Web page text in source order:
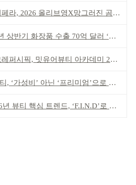
라, 2026 올리브영X망그러진 곰 콜라보
상반기 화장품 수출 70억 달러 ‘역대 최고’
퍼시픽, 밋유어뷰티 아카데미 2기 발대식
‘가성비’ 아닌 ‘프리미엄’으로 승부걸어야
뷰티 핵심 트렌드, ‘F.I.N.D’로 읽는다